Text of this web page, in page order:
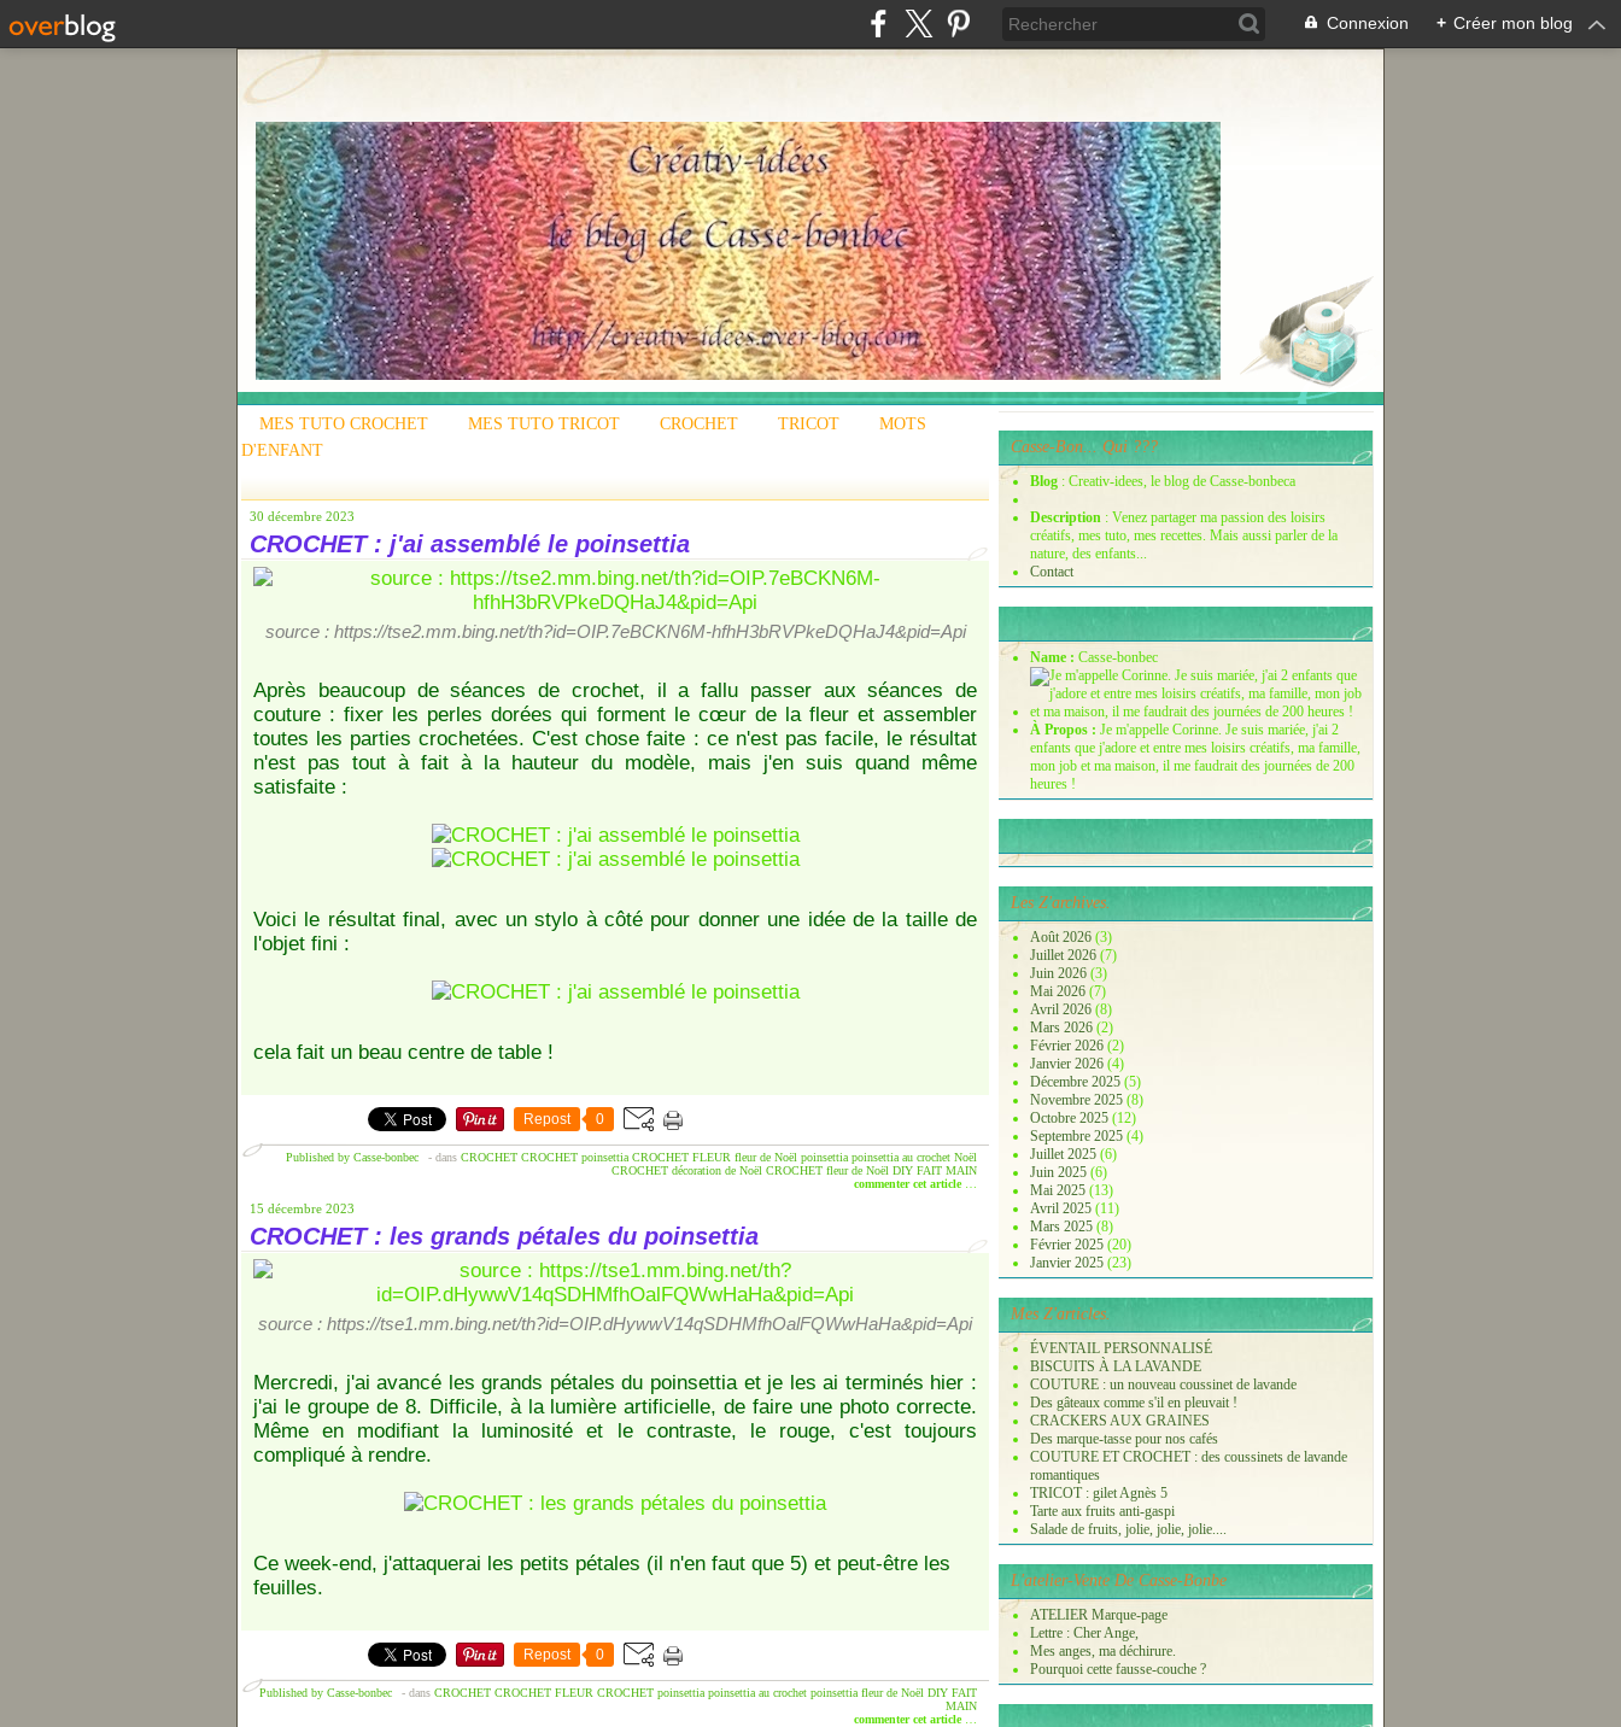
Connexion + Créer mon blog
MES TUTO CROCHET MES TUTO TRICOT CROCHET TRICOT
MOTS
D'ENFANT
30 décembre 2023
CROCHET : j'ai assemblé le poinsettia
source : https://tse2.mm.bing.net/th?id=OIP.7eBCKN6M-hfhH3bRVPkeDQHaJ4&pid=Api
Après beaucoup de séances de crochet, il a fallu passer aux séances de
couture : fixer les perles dorées qui forment le cœur de la fleur et assembler
toutes les parties crochetées. C'est chose faite : ce n'est pas facile, le résultat
n'est pas tout à fait à la hauteur du modèle, mais j'en suis quand même
satisfaite :
Voici le résultat final, avec un stylo à côté pour donner une idée de la taille de
l'objet fini :
cela fait un beau centre de table !
Repost 0
Published by Casse-bonbec - dans CROCHET CROCHET poinsettia CROCHET FLEUR fleur de Noël poinsettia poinsettia au crochet Noël
CROCHET décoration de Noël CROCHET fleur de Noël DIY FAIT MAIN
commenter cet article
15 décembre 2023
CROCHET : les grands pétales du poinsettia
source : https://tse1.mm.bing.net/th?id=OIP.dHywwV14qSDHMfhOalFQWwHaHa&pid=Api
Mercredi, j'ai avancé les grands pétales du poinsettia et je les ai terminés hier :
j'ai le groupe de 8. Difficile, à la lumière artificielle, de faire une photo correcte.
Même en modifiant la luminosité et le contraste, le rouge, c'est toujours
compliqué à rendre.
Ce week-end, j'attaquerai les petits pétales (il n'en faut que 5) et peut-être les
feuilles.
Repost 0
Published by Casse-bonbec - dans CROCHET CROCHET FLEUR CROCHET poinsettia poinsettia au crochet poinsettia fleur de Noël DIY FAIT
MAIN
commenter cet article
Casse-Bon... Qui ???
Blog : Creativ-idees, le blog de Casse-bonbeca
Description : Venez partager ma passion des loisirs
créatifs, mes tuto, mes recettes. Mais aussi parler de la
nature, des enfants...
Contact
Name : Casse-bonbec
À Propos : Je m'appelle Corinne. Je suis mariée, j'ai 2
enfants que j'adore et entre mes loisirs créatifs, ma famille,
mon job et ma maison, il me faudrait des journées de 200
heures !
Les Z'archives.
Août 2026 (3)
Juillet 2026 (7)
Juin 2026 (3)
Mai 2026 (7)
Avril 2026 (8)
Mars 2026 (2)
Février 2026 (2)
Janvier 2026 (4)
Décembre 2025 (5)
Novembre 2025 (8)
Octobre 2025 (12)
Septembre 2025 (4)
Juillet 2025 (6)
Juin 2025 (6)
Mai 2025 (13)
Avril 2025 (11)
Mars 2025 (8)
Février 2025 (20)
Janvier 2025 (23)
Mes Z'articles.
ÉVENTAIL PERSONNALISÉ
BISCUITS À LA LAVANDE
COUTURE : un nouveau coussinet de lavande
Des gâteaux comme s'il en pleuvait !
CRACKERS AUX GRAINES
Des marque-tasse pour nos cafés
COUTURE ET CROCHET : des coussinets de lavande
romantiques
TRICOT : gilet Agnès 5
Tarte aux fruits anti-gaspi
Salade de fruits, jolie, jolie, jolie....
L'atelier-Vente De Casse-Bonbe
ATELIER Marque-page
Lettre : Cher Ange,
Mes anges, ma déchirure.
Pourquoi cette fausse-couche ?